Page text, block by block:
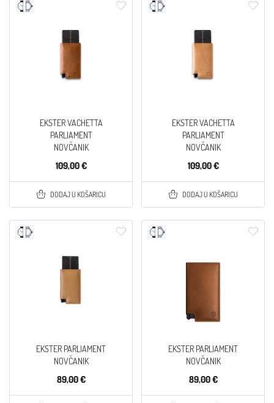
EKSTER VACHETTA
PARLIAMENT
NOVČANIK
109,00 €
DODAJ U KOŠARICU
EKSTER VACHETTA
PARLIAMENT
NOVČANIK
109,00 €
DODAJ U KOŠARICU
EKSTER PARLIAMENT
NOVČANIK
89,00 €
EKSTER PARLIAMENT
NOVČANIK
89,00 €